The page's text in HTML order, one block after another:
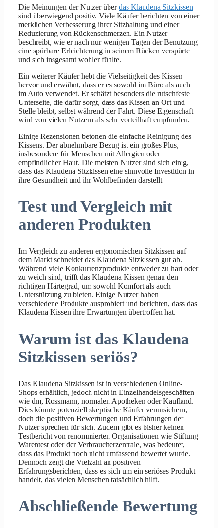
Die Meinungen der Nutzer überdas Klaudena Sitzkissen
sind überwiegend positiv. Viele Käufer berichten von einer
merklichen Verbesserung ihrer Sitzhaltung und einer
Reduzierung von Rückenschmerzen. Ein Nutzer
beschreibt, wie er nach nur wenigen Tagen der Benutzung
eine spürbare Erleichterung in seinem Rücken verspürte
und sich insgesamt wohler fühlte.
Ein weiterer Käufer hebt die Vielseitigkeit des Kissen
hervor und erwähnt, dass er es sowohl im Büro als auch
im Auto verwendet. Er schätzt besonders die rutschfeste
Unterseite, die dafür sorgt, dass das Kissen an Ort und
Stelle bleibt, selbst während der Fahrt. Diese Eigenschaft
wird von vielen Nutzern als sehr vorteilhaft empfunden.
Einige Rezensionen betonen die einfache Reinigung des
Kissens. Der abnehmbare Bezug ist ein großes Plus,
insbesondere für Menschen mit Allergien oder
empfindlicher Haut. Die meisten Nutzer sind sich einig,
dass das Klaudena Sitzkissen eine sinnvolle Investition in
ihre Gesundheit und ihr Wohlbefinden darstellt.
Test und Vergleich mit
anderen Produkten
Im Vergleich zu anderen ergonomischen Sitzkissen auf
dem Markt schneidet das Klaudena Sitzkissen gut ab.
Während viele Konkurrenzprodukte entweder zu hart oder
zu weich sind, trifft das Klaudena Kissen genau den
richtigen Härtegrad, um sowohl Komfort als auch
Unterstützung zu bieten. Einige Nutzer haben
verschiedene Produkte ausprobiert und berichten, dass das
Klaudena Kissen ihre Erwartungen übertroffen hat.
Warum ist das Klaudena
Sitzkissen seriös?
Das Klaudena Sitzkissen ist in verschiedenen Online-
Shops erhältlich, jedoch nicht in Einzelhandelsgeschäften
wie dm, Rossmann, normalen Apotheken oder Kaufland.
Dies könnte potenziell skeptische Käufer verunsichern,
doch die positiven Bewertungen und Erfahrungen der
Nutzer sprechen für sich. Zudem gibt es bisher keinen
Testbericht von renommierten Organisationen wie Stiftung
Warentest oder der Verbraucherzentrale, was bedeutet,
dass das Produkt noch nicht umfassend bewertet wurde.
Dennoch zeigt die Vielzahl an positiven
Erfahrungsberichten, dass es sich um ein seriöses Produkt
handelt, das vielen Menschen tatsächlich hilft.
Abschließende Bewertung